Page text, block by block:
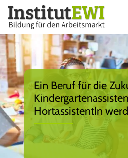
Skip
to
content
Institut EWI
Ein Beruf für die
HortassistentIn